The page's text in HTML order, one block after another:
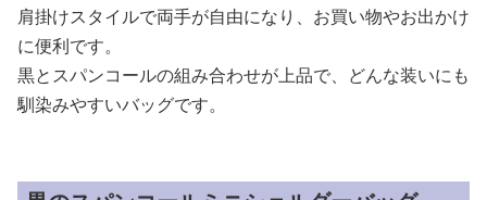
肩掛けスタイルで両手が自由になり、お買い物やお出かけ
に便利です。
黒とスパンコールの組み合わせが上品で、どんな装いにも
馴染みやすいバッグです。